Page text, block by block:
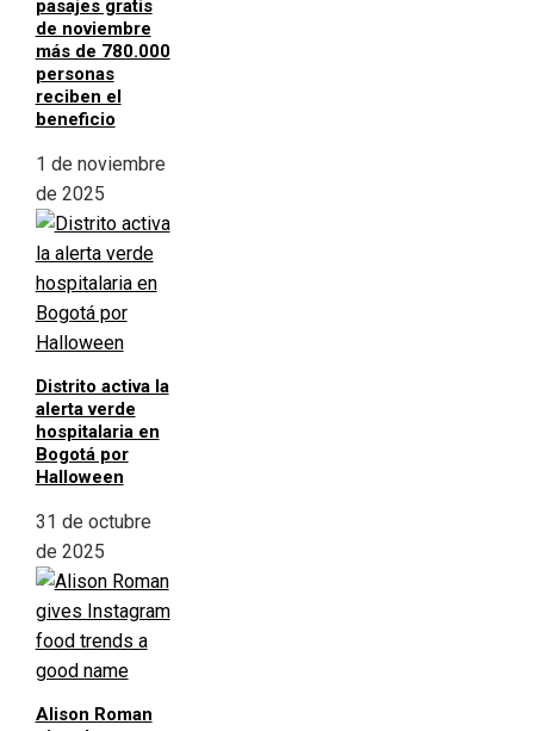
pasajes gratis
de noviembre
más de 780.000
personas
reciben el
beneficio
1 de noviembre
de 2025
Distrito activa la
alerta verde
hospitalaria en
Bogotá por
Halloween
31 de octubre
de 2025
Alison Roman